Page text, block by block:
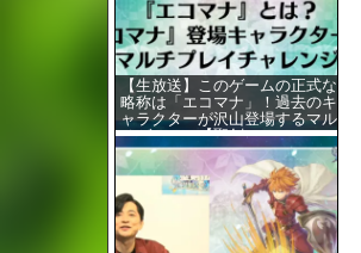
【生放送】このゲームの正式な
略称は「エコマナ」！過去のキ
ャラクターが沢山登場するマル
チゲーム！【聖剣…